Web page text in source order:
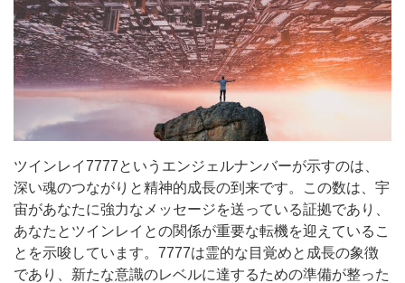
ツインレイ7777というエンジェルナンバーが示すのは、
深い魂のつながりと精神的成長の到来です。この数は、宇
宙があなたに強力なメッセージを送っている証拠であり、
あなたとツインレイとの関係が重要な転機を迎えているこ
とを示唆しています。7777は霊的な目覚めと成長の象徴
であり、新たな意識のレベルに達するための準備が整った